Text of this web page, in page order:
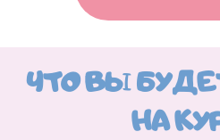
ЧТО ВЫ
НА